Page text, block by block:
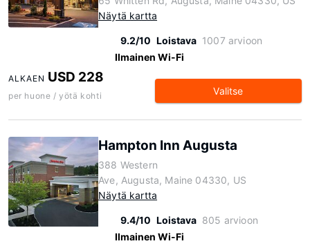
Näytä kartta
9.2/10 Loistava 1007 arvioon
Ilmainen Wi-Fi
ALKAEN USD 228
per huone / yötä kohti Valitse
Hampton Inn Augusta
388 Western
Ave, Augusta, Maine 04330, US
Näytä kartta
9.4/10 Loistava 805 arvioon
Ilmainen Wi-Fi